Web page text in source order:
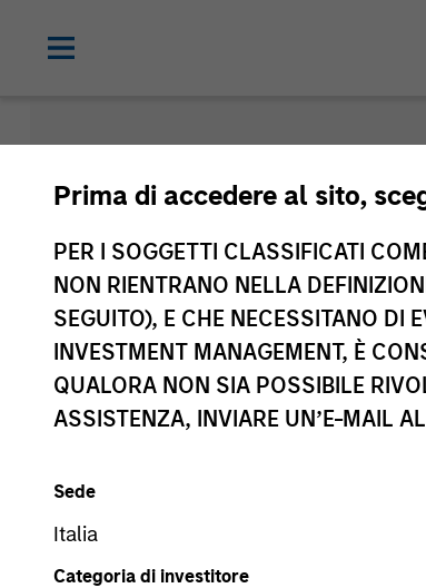
Prima di accedere al sito,
PER I SOGGETTI CLASSIFICATI
NON RIENTRANO NELLA
SEGUITO), E CHE NECESSITANO DI
INVESTMENT MANAGEMENT, È
QUALORA NON SIA POSSIBILE
ASSISTENZA, INVIARE UN’E-MAIL
Sede
Italia
Categoria di investitore
Morgan
Funds
A AR